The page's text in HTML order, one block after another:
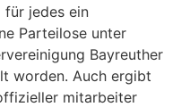
für jedes ein
Parteilose unter
Bayreuther
worden. Auch ergibt
mitarbeiter